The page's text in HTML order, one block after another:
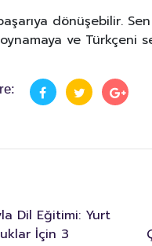
dönüşebilir.
ve Türkçeni
Dil Eğitimi: Yurt
İçin 3